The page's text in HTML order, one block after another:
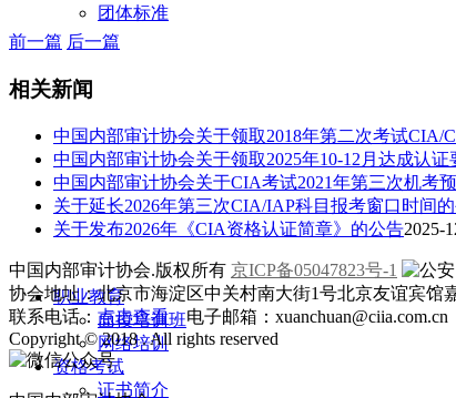
团体标准
职业教育
面授培训班
网络培训
资格考试
证书简介
前一篇 后一篇
相关新闻
中国内部审计协会关于领取2018年第二次考试CIA/
中国内部审计协会关于领取2025年10-12月达成认
中国内部审计协会关于CIA考试2021年第三次机考
关于延长2026年第三次CIA/IAP科目报考窗口时间
关于发布2026年《CIA资格认证简章》的公告2025-
中国内部审计协会.版权所有 京ICP备05047823号-1
协会地址：北京市海淀区中关村南大街1号北京友谊宾馆
联系电话： 点击查看电子邮箱：xuanchuan@ciia.com.cn
Copyright © 2018 . All rights reserved